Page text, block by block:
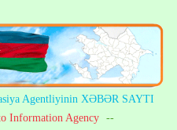
Agentliyinin XƏBƏR SAYTI
Information Agency --